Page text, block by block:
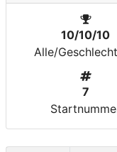
10/10/10
Alle/
7